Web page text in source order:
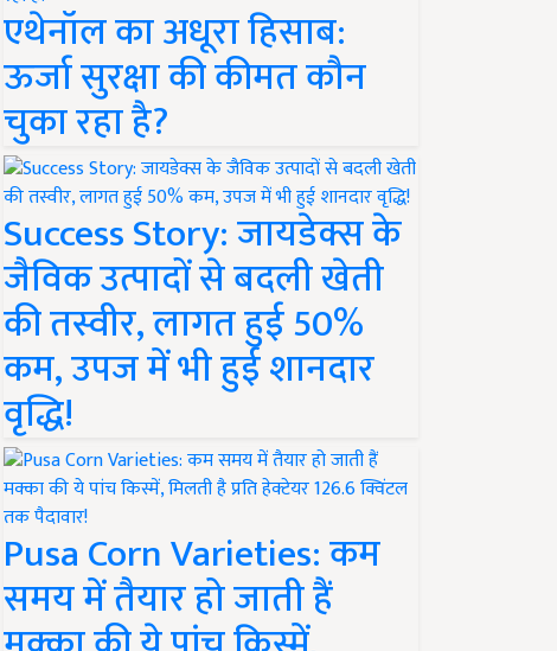
एथेनॉल का अधूरा हिसाब:
ऊर्जा सुरक्षा की कीमत कौन
चुका रहा है?
Success Story: जायडेक्स के
जैविक उत्पादों से बदली खेती
की तस्वीर, लागत हुई 50%
कम, उपज में भी हुई शानदार
वृद्धि!
Pusa Corn Varieties: कम
समय में तैयार हो जाती हैं